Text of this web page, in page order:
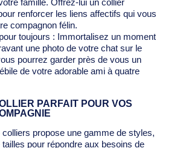
famille. Offrez-lui un collier
renforcer les liens affectifs qui vous
compagnon félin.
toujours : Immortalisez un moment
une photo de votre chat sur le
pourrez garder près de vous un
de votre adorable ami à quatre
PARFAIT POUR VOS
colliers propose une gamme de styles,
pour répondre aux besoins de